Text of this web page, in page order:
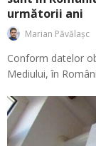
următorii ani
Marian Păvălașc
Conform datelor
Mediului, în